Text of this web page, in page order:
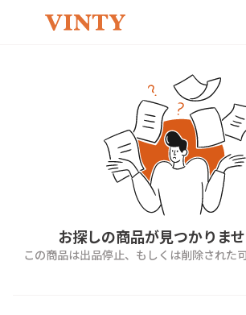
お探しの商品が見つかりま
この商品は出品停止、もしくは削除された